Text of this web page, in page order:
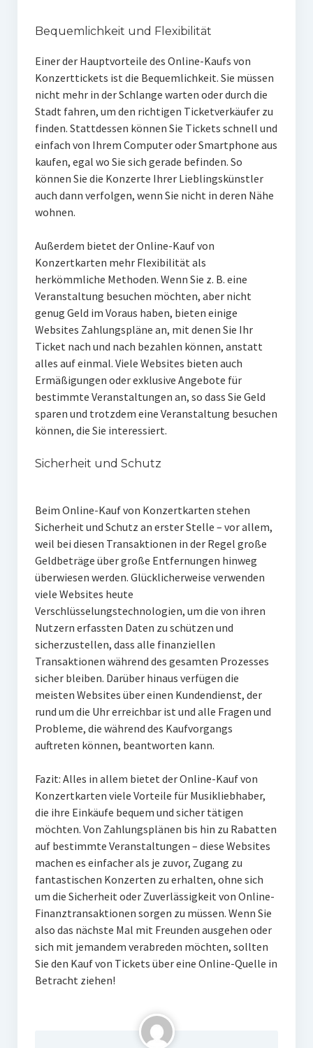
Bequemlichkeit und Flexibilität
Einer der Hauptvorteile des Online-Kaufs von
Konzerttickets ist die Bequemlichkeit. Sie müssen
nicht mehr in der Schlange warten oder durch die
Stadt fahren, um den richtigen Ticketverkäufer zu
finden. Stattdessen können Sie Tickets schnell und
einfach von Ihrem Computer oder Smartphone aus
kaufen, egal wo Sie sich gerade befinden. So
können Sie die Konzerte Ihrer Lieblingskünstler
auch dann verfolgen, wenn Sie nicht in deren Nähe
wohnen.
Außerdem bietet der Online-Kauf von
Konzertkarten mehr Flexibilität als
herkömmliche Methoden. Wenn Sie z. B. eine
Veranstaltung besuchen möchten, aber nicht
genug Geld im Voraus haben, bieten einige
Websites Zahlungspläne an, mit denen Sie Ihr
Ticket nach und nach bezahlen können, anstatt
alles auf einmal. Viele Websites bieten auch
Ermäßigungen oder exklusive Angebote für
bestimmte Veranstaltungen an, so dass Sie Geld
sparen und trotzdem eine Veranstaltung besuchen
können, die Sie interessiert.
Sicherheit und Schutz
Beim Online-Kauf von Konzertkarten stehen
Sicherheit und Schutz an erster Stelle – vor allem,
weil bei diesen Transaktionen in der Regel große
Geldbeträge über große Entfernungen hinweg
überwiesen werden. Glücklicherweise verwenden
viele Websites heute
Verschlüsselungstechnologien, um die von ihren
Nutzern erfassten Daten zu schützen und
sicherzustellen, dass alle finanziellen
Transaktionen während des gesamten Prozesses
sicher bleiben. Darüber hinaus verfügen die
meisten Websites über einen Kundendienst, der
rund um die Uhr erreichbar ist und alle Fragen und
Probleme, die während des Kaufvorgangs
auftreten können, beantworten kann.
Fazit: Alles in allem bietet der Online-Kauf von
Konzertkarten viele Vorteile für Musikliebhaber,
die ihre Einkäufe bequem und sicher tätigen
möchten. Von Zahlungsplänen bis hin zu Rabatten
auf bestimmte Veranstaltungen – diese Websites
machen es einfacher als je zuvor, Zugang zu
fantastischen Konzerten zu erhalten, ohne sich
um die Sicherheit oder Zuverlässigkeit von Online-
Finanztransaktionen sorgen zu müssen. Wenn Sie
also das nächste Mal mit Freunden ausgehen oder
sich mit jemandem verabreden möchten, sollten
Sie den Kauf von Tickets über eine Online-Quelle in
Betracht ziehen!